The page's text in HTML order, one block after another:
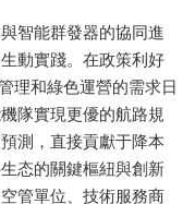
智能群發器的協同進
動實踐。在政策利好
理和綠色運營的需求日
隊實現更優的航路規
測，直接貢獻于降本
态的關鍵樞紐與創新
管單位、技術服務商